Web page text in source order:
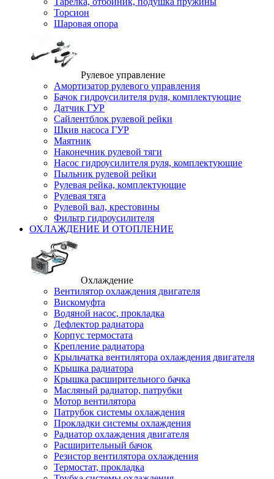
Торсион
Шаровая опора
Рулевое управление
Амортизатор рулевого управления
Бачок гидроусилителя руля, комплектующие
Датчик ГУР
Сайлентблок рулевой рейки
Шкив насоса ГУР
Маятник
Наконечник рулевой тяги
Насос гидроусилителя руля, комплектующие
Пыльник рулевой рейки
Рулевая рейка, комплектующие
Рулевая тяга
Рулевой вал, крестовины
Фильтр гидроусилителя
ОХЛАЖДЕНИЕ И ОТОПЛЕНИЕ
Охлаждение
Вентилятор охлаждения двигателя
Вискомуфта
Водяной насос, прокладка
Дефлектор радиатора
Корпус термостата
Крепление радиатора
Крыльчатка вентилятора охлаждения двигателя
Крышка радиатора
Крышка расширительного бачка
Масляный радиатор, патрубки
Мотор вентилятора
Патрубок системы охлаждения
Прокладки системы охлаждения
Радиатор охлаждения двигателя
Расширительный бачок
Резистор вентилятора охлаждения
Термостат, прокладка